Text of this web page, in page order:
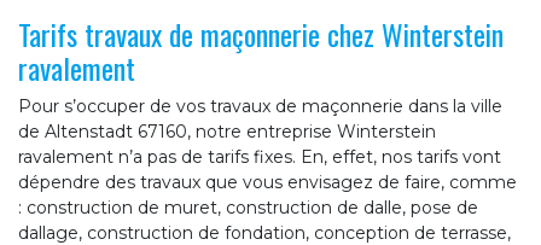
Tarifs travaux de maçonnerie chez Winterstein
ravalement
Pour s’occuper de vos travaux de maçonnerie dans la ville
de Altenstadt 67160, notre entreprise Winterstein
ravalement n’a pas de tarifs fixes. En, effet, nos tarifs vont
dépendre des travaux que vous envisagez de faire, comme
: construction de muret, construction de dalle, pose de
dallage, construction de fondation, conception de terrasse,